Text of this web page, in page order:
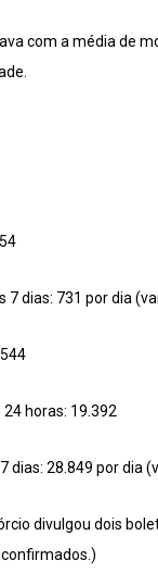
com a média de
dias: 731 por dia
horas: 19.392
dias: 28.849 por dia
divulgou dois